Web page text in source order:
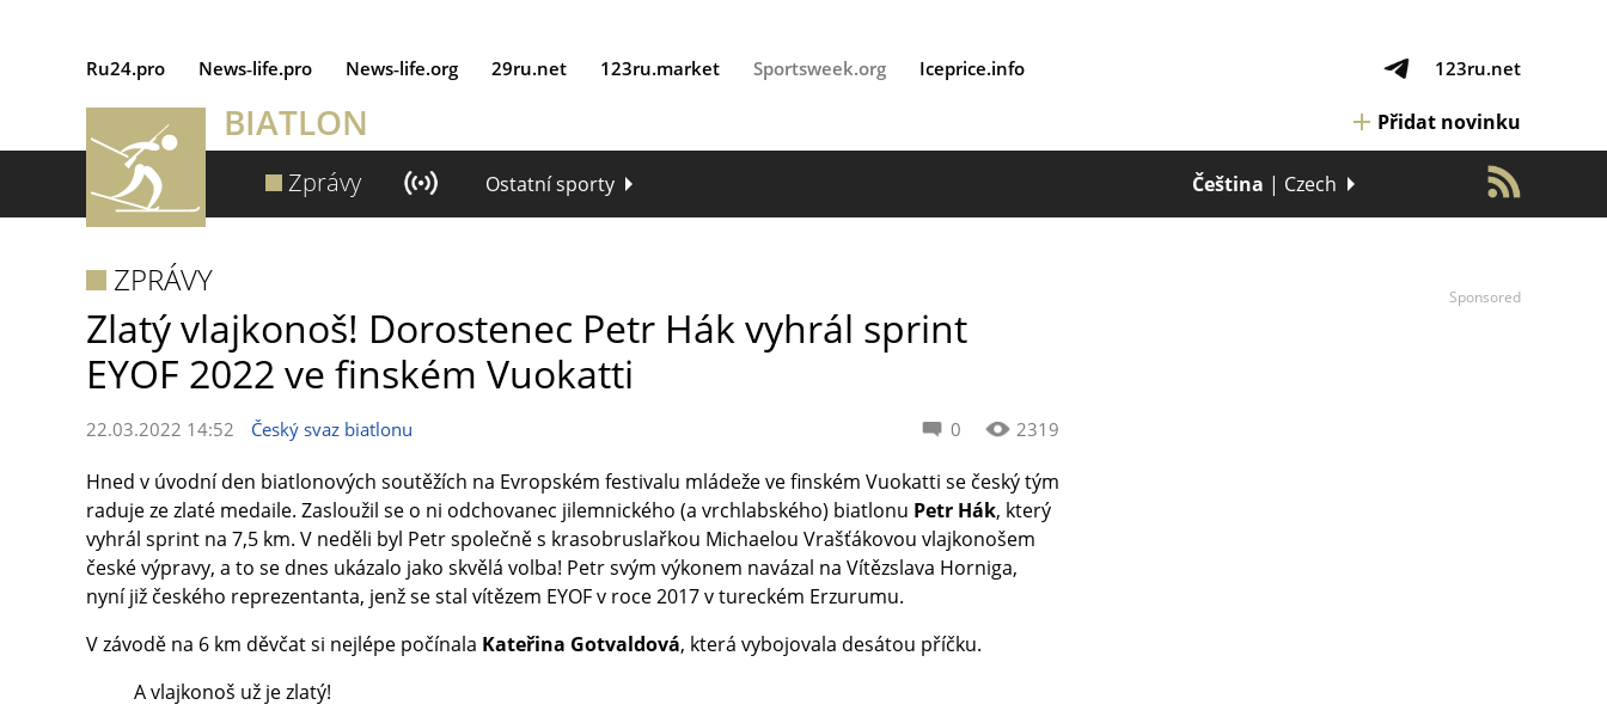
Ru24.pro News‑life.pro News‑life.org 29ru.net 123ru.market Sportsweek.org Iceprice.info 123ru.net
BIATLON Přidat novinku
Zprávy Ostatní sporty Čeština | Czech
ZPRÁVY
Zlatý vlajkonoš! Dorostenec Petr Hák vyhrál sprint
EYOF 2022 ve finském Vuokatti
0 2319
22.03.2022 14:52 Český svaz biatlonu
Hned v úvodní den biatlonových soutěžích na Evropském festivalu mládeže ve finském Vuokatti se český tým
raduje ze zlaté medaile. Zasloužil se o ni odchovanec jilemnického (a vrchlabského) biatlonu Petr Hák, který
vyhrál sprint na 7,5 km. V neděli byl Petr společně s krasobruslařkou Michaelou Vrašťákovou vlajkonošem
české výpravy, a to se dnes ukázalo jako skvělá volba! Petr svým výkonem navázal na Vítězslava Horniga,
nyní již českého reprezentanta, jenž se stal vítězem EYOF v roce 2017 v tureckém Erzurumu.
V závodě na 6 km děvčat si nejlépe počínala Kateřina Gotvaldová, která vybojovala desátou příčku.
A vlajkonoš už je zlatý!
Sponsored